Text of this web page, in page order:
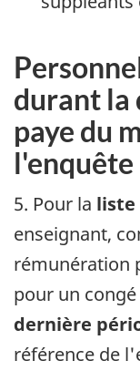
durant la
paye du
l'enquête
5. Pour la liste
enseignant,
rémunération
pour un
dernière
référence de